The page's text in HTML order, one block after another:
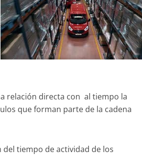
relación directa con al tiempo la
que forman parte de la cadena
tiempo de actividad de los